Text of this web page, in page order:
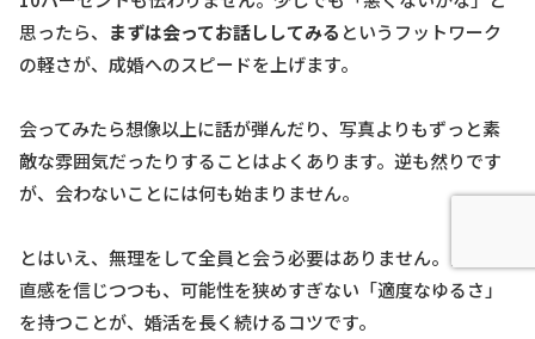
思ったら、 まずは会ってお話ししてみる というフットワーク
の軽さが、成婚へのスピードを上げます。
会ってみたら想像以上に話が弾んだり、写真よりもずっと素
敵な雰囲気だったりすることはよくあります。逆も然りです
が、会わないことには何も始まりません。
とはいえ、無理をして全員と会う必要はありません。自分の
直感を信じつつも、可能性を狭めすぎない「適度なゆるさ」
を持つことが、婚活を長く続けるコツです。